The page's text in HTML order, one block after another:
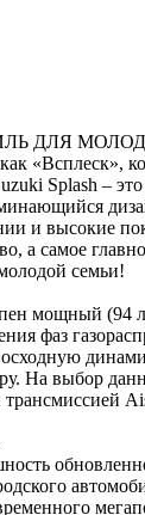
ДЛЯ
«Всплеск»,
Splash –
и высокие
а самое
семьи!
мощный (94
фаз
На выбор